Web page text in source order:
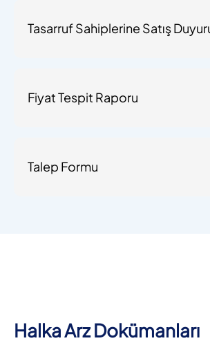
Tasarruf Sahiplerine Satış
Fiyat Tespit Raporu
Talep Formu
Halka Arz Dokümanları